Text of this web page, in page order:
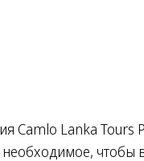
Lanka Tours